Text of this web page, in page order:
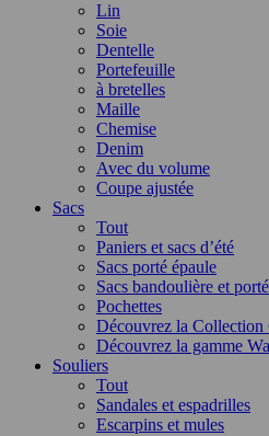
Lin
Soie
Dentelle
Portefeuille
à bretelles
Maille
Chemise
Denim
Avec du volume
Coupe ajustée
Sacs
Tout
Paniers et sacs d’été
Sacs porté épaule
Sacs bandoulière et
Pochettes
Découvrez la Collection
Découvrez la gamme
Souliers
Tout
Sandales et espadrilles
Escarpins et mules